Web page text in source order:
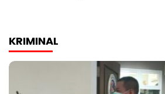
KRIMINAL